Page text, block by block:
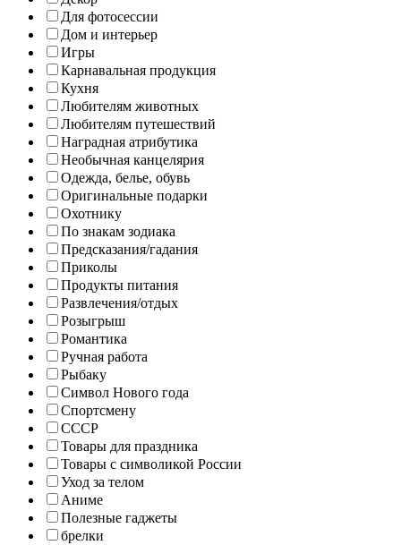
Для фотосессии
Дом и интерьер
Игры
Карнавальная продукция
Кухня
Любителям животных
Любителям путешествий
Наградная атрибутика
Необычная канцелярия
Одежда, белье, обувь
Оригинальные подарки
Охотнику
По знакам зодиака
Предсказания/гадания
Приколы
Продукты питания
Развлечения/отдых
Розыгрыш
Романтика
Ручная работа
Рыбаку
Символ Нового года
Спортсмену
СССР
Товары для праздника
Товары с символикой России
Уход за телом
Аниме
Полезные гаджеты
брелки